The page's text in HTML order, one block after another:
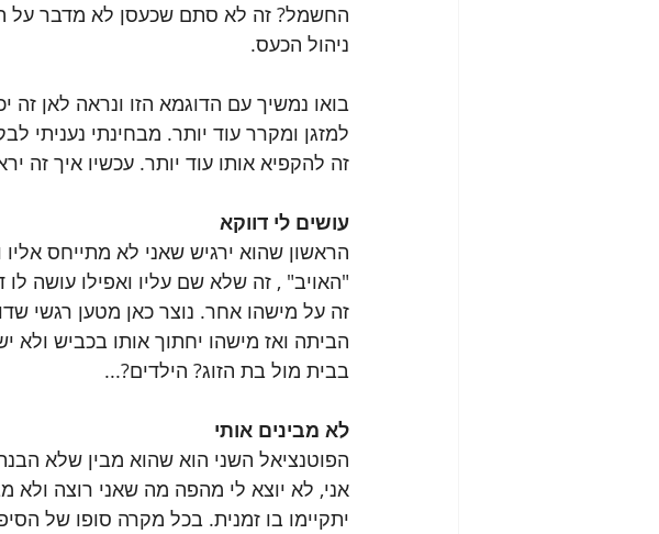
החשמל? זה לא סתם שכעסן לא מדבר על
ניהול הכעס.
בואו נמשיך עם הדוגמא הזו ונראה לאן זה
למזגן ומקרר עוד יותר. מבחינתי נעניתי
זה להקפיא אותו עוד יותר. עכשיו איך זה
עושים לי דווקא
הראשון שהוא ירגיש שאני לא מתייחס אליו
"האויב" , זה שלא שם עליו ואפילו עושה לו
זה על מישהו אחר. נוצר כאן מטען רגשי
הביתה ואז מישהו יחתוך אותו בכביש ולא
בבית מול בת הזוג? הילדים?...
לא מבינים אותי
הפוטנציאל השני הוא שהוא מבין שלא
אני, לא יוצא לי מהפה מה שאני רוצה ולא
יתקיימו בו זמנית. בכל מקרה סופו של